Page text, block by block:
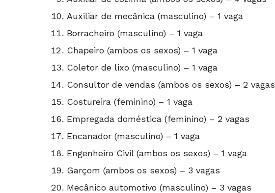
Auxiliar de mecânica (masculino) – 1 vaga
Borracheiro (masculino) – 1 vaga
Chapeiro (ambos os sexos) – 1 vaga
Coletor de lixo (masculino) – 1 vaga
Consultor de vendas (ambos os sexos) – 2 vagas
Costureira (feminino) – 1 vaga
Empregada doméstica (feminino) – 2 vagas
Encanador (masculino) – 1 vaga
Engenheiro Civil (ambos os sexos) – 1 vaga
Garçom (ambos os sexos) – 3 vagas
Mecânico automotivo (masculino) – 3 vagas